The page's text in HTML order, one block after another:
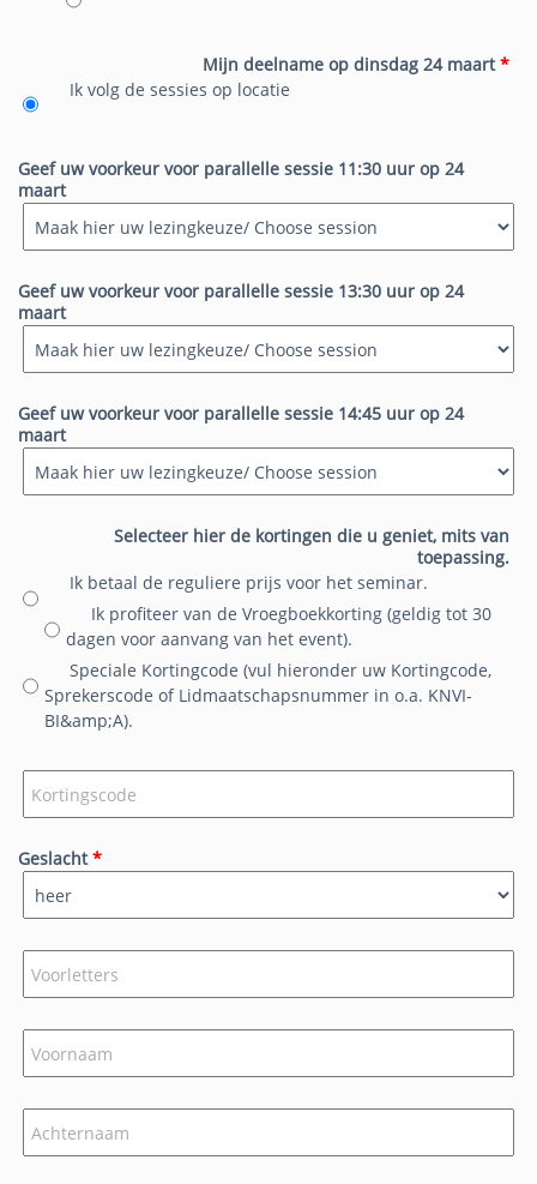
Mijn deelname op dinsdag 24 maart*
Ik volg de sessies op locatie
Geef uw voorkeur voor parallelle sessie 11:30 uur op 24
maart
Geef uw voorkeur voor parallelle sessie 13:30 uur op 24
maart
Geef uw voorkeur voor parallelle sessie 14:45 uur op 24
maart
Selecteer hier de kortingen die u geniet, mits van
toepassing.
Ik betaal de reguliere prijs voor het seminar.
Ik profiteer van de Vroegboekkorting (geldig tot 30
dagen voor aanvang van het event).
Speciale Kortingcode (vul hieronder uw Kortingcode,
Sprekerscode of Lidmaatschapsnummer in o.a. KNVI-
BI&amp;A).
Geslacht*